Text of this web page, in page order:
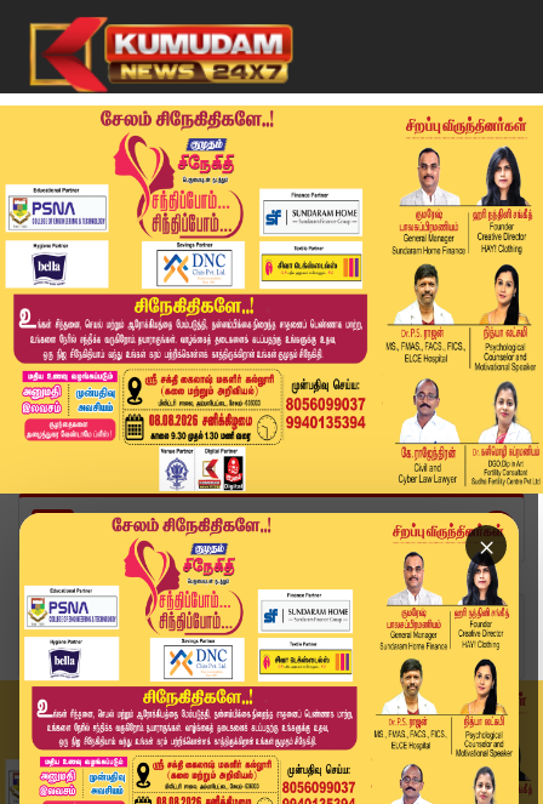
×
Home
வீடியோ ஸ்டோரி
வடகலை பிரிவினருக்கு அனுமதி ரத்து.. உயர்நீதிமன்ற...